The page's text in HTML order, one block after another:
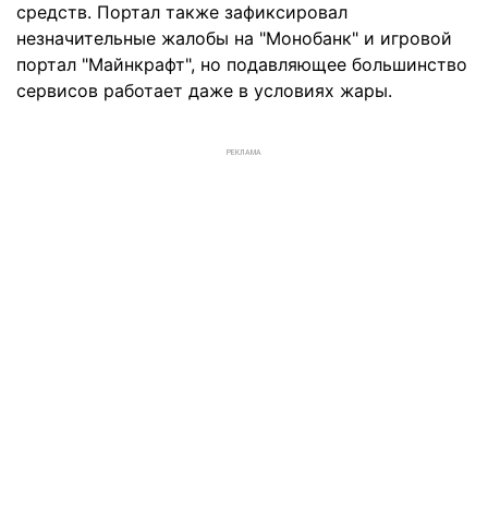
средств. Портал также зафиксировал
незначительные жалобы на "Монобанк" и игровой
портал "Майнкрафт", но подавляющее большинство
сервисов работает даже в условиях жары.
РЕКЛАМА